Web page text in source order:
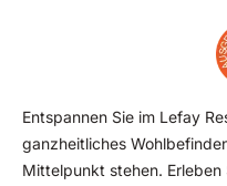
Entspannen Sie im Lefay
ganzheitliches
Mittelpunkt stehen.